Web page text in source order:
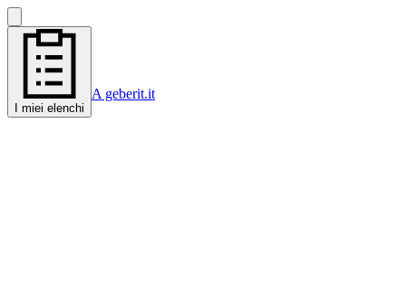
I miei elenchi
A geberit.it